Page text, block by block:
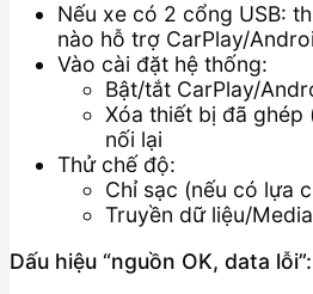
Nếu xe có 2 cổng USB:
nào hỗ trợ CarPlay/
Vào cài đặt hệ thống:
Bật/tắt CarPlay/
Xóa thiết bị đã
nối lại
Thử chế độ:
Chỉ sạc (nếu có lựa
Truyền dữ liệu/Media
Dấu hiệu “nguồn OK, data lỗi”: